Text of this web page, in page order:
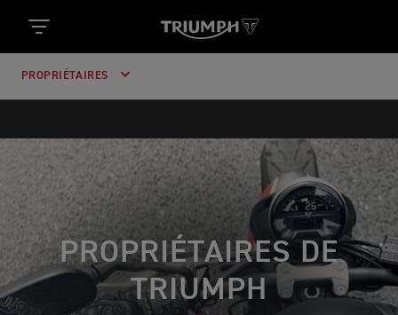
PROPRIÉTAIRES
PROPRIÉTAIRES DE
TRIUMPH